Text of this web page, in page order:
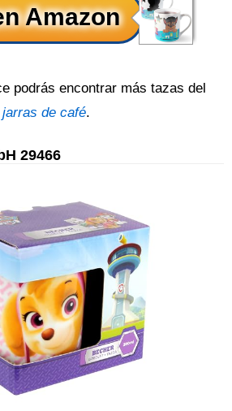
podrás encontrar más tazas del
jarras de café.
29466